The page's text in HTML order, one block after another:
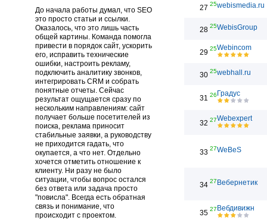
До начала работы думал, что SEO
это просто статьи и ссылки.
Оказалось, что это лишь часть
общей картины. Команда помогла
привести в порядок сайт, ускорить
его, исправить технические
ошибки, настроить рекламу,
подключить аналитику звонков,
интегрировать CRM и собрать
понятные отчеты. Сейчас
результат ощущается сразу по
нескольким направлениям: сайт
получает больше посетителей из
поиска, реклама приносит
стабильные заявки, а руководству
не приходится гадать, что
окупается, а что нет. Отдельно
хочется отметить отношение к
клиенту. Ни разу не было
ситуации, чтобы вопрос остался
без ответа или задача просто
"повисла". Всегда есть обратная
связь и понимание, что
происходит с проектом.
27 25webismedia.ru
28 25WebisGroup
29 25Webincom
30 25webhall.ru
31 26 Градус
32 27Webexpert
33 27WeBeS
34 27 Вебернетик
35 27 Вебдивижн